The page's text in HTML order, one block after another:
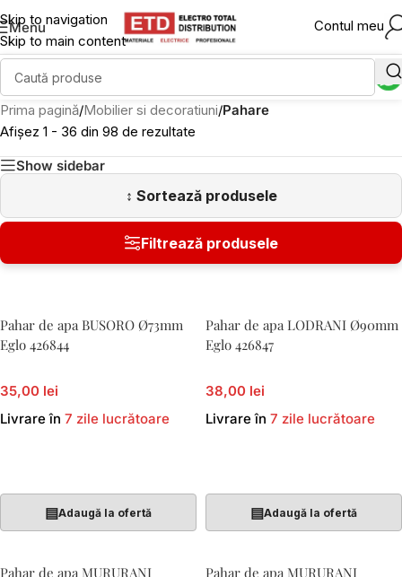
Skip to navigation
Skip to main content
Menu Contul meu
Prima pagină/Mobilier si decoratiuni/Pahare
Afișez 1 - 36 din 98 de rezultate
Show sidebar
Pahar de apa BUSORO Ø73mm
Eglo 426844
35,00 lei
Livrare în 7 zile lucrătoare
▤Adaugă la ofertă
Pahar de apa LODRANI Ø90mm
Eglo 426847
38,00 lei
Livrare în 7 zile lucrătoare
▤Adaugă la ofertă
Pahar de apa MURURANI
Pahar de apa MURURANI